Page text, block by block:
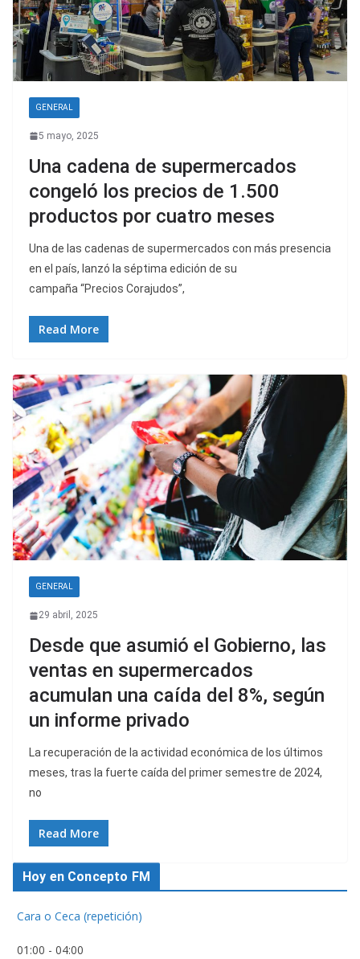
GENERAL
5 mayo, 2025
Una cadena de supermercados
congeló los precios de 1.500
productos por cuatro meses
Una de las cadenas de supermercados con más presencia
en el país, lanzó la séptima edición de su
campaña “Precios Corajudos”,
Read More
GENERAL
29 abril, 2025
Desde que asumió el Gobierno, las
ventas en supermercados
acumulan una caída del 8%, según
un informe privado
La recuperación de la actividad económica de los últimos
meses, tras la fuerte caída del primer semestre de 2024,
no
Read More
Hoy en Concepto FM
Cara o Ceca (repetición)
01:00 - 04:00